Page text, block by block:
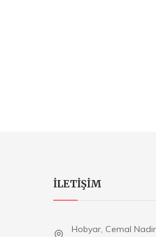
ILETIŞIM
Hobyar, Cemal